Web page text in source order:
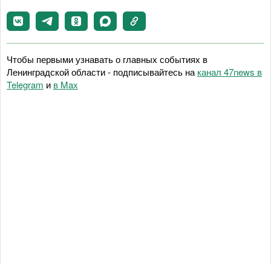
Чтобы первыми узнавать о главных событиях в
Ленинградской области - подписывайтесь на канал 47news в
Telegram и в Maх